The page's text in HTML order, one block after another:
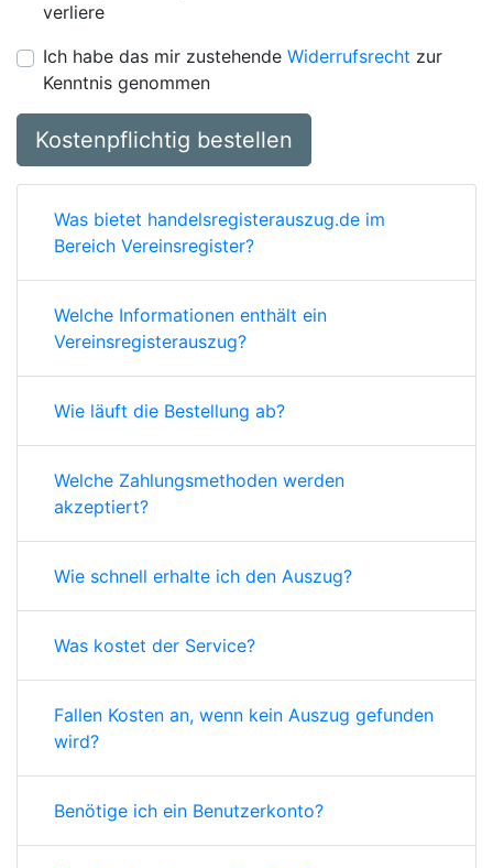
verliere
Ich habe das mir zustehende Widerrufsrecht zur
Kenntnis genommen
Kostenpflichtig bestellen
Was bietet handelsregisterauszug.de im
Bereich Vereinsregister?
Welche Informationen enthält ein
Vereinsregisterauszug?
Wie läuft die Bestellung ab?
Welche Zahlungsmethoden werden
akzeptiert?
Wie schnell erhalte ich den Auszug?
Was kostet der Service?
Fallen Kosten an, wenn kein Auszug gefunden
wird?
Benötige ich ein Benutzerkonto?